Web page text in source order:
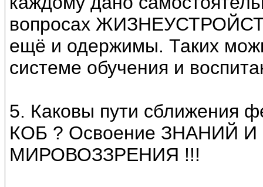
вопросах
ещё и одержимы. Таких
системе обучения и
5. Каковы пути сближения
КОБ ? Освоение ЗНАНИЙ
МИРОВОЗЗРЕНИЯ !!!